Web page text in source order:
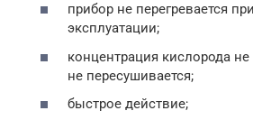
прибор не перегревается
эксплуатации;
концентрация кислорода
не пересушивается;
быстрое действие;